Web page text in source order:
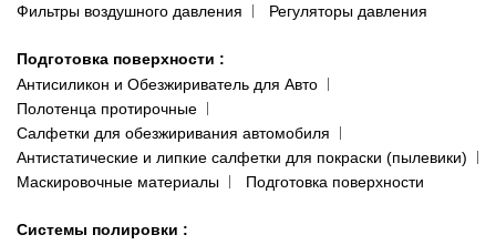
Фильтры воздушного давления
Регуляторы давления
Подготовка поверхности :
Антисиликон и Обезжириватель для Авто
Полотенца протирочные
Салфетки для обезжиривания автомобиля
Антистатические и липкие салфетки для покраски (пылевики)
Маскировочные материалы
Подготовка поверхности
Системы полировки :